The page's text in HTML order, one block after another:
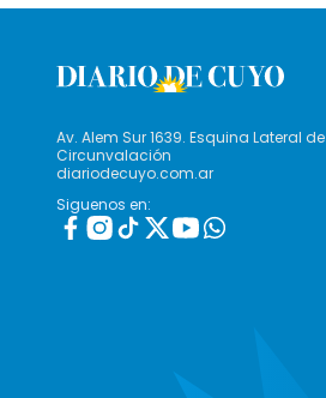
Av. Alem Sur 1639. Esquina Lateral de
Circunvalación
diariodecuyo.com.ar
Siguenos en: